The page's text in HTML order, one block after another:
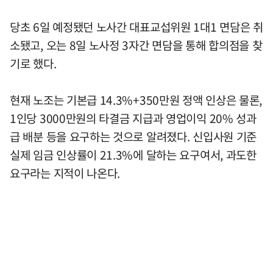
당초 6일 예정됐던 노사간 대표교섭위원 1대1 면담은 취
소됐고, 오는 8일 노사정 3자간 면담을 통해 합의점을 찾
기로 했다.
현재 노조는 기본급 14.3%+350만원 정액 인상은 물론,
1인당 3000만원의 타결금 지급과 영업이익 20% 성과
급 배분 등을 요구하는 것으로 알려졌다. 신입사원 기준
실제 임금 인상률이 21.3%에 달하는 요구여서, 과도한
요구라는 지적이 나온다.